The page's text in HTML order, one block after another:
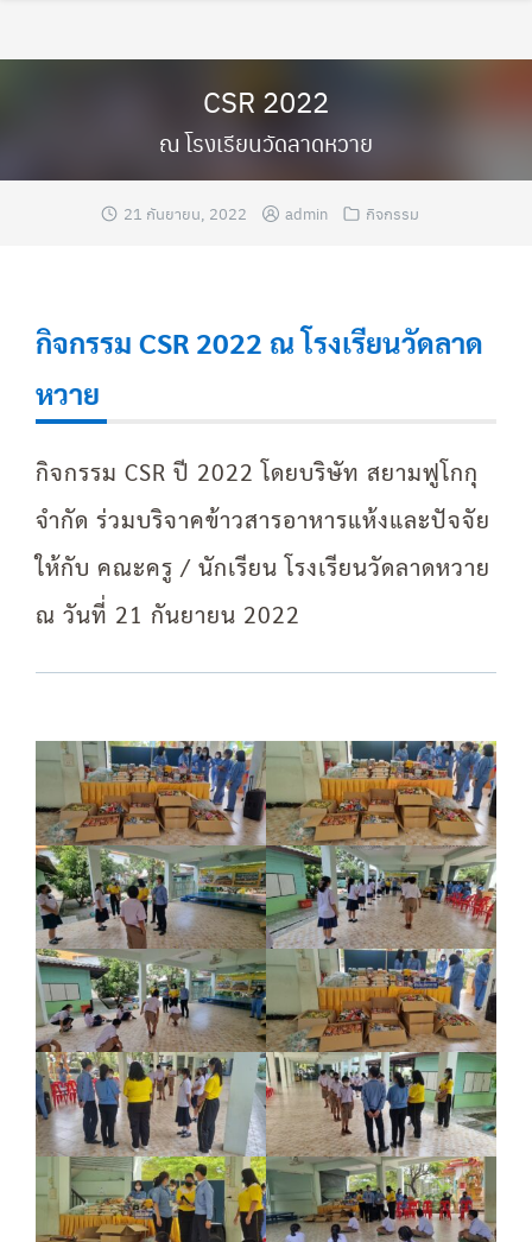
CSR 2022
ณ โรงเรียนวัดลาดหวาย
21 กันยายน, 2022 admin กิจกรรม
กิจกรรม CSR 2022 ณ โรงเรียนวัดลาด
หวาย
กิจกรรม CSR ปี 2022 โดยบริษัท สยามฟูโกกุ
จำกัด ร่วมบริจาคข้าวสารอาหารแห้งและปัจจัย
ให้กับ คณะครู / นักเรียน โรงเรียนวัดลาดหวาย
ณ วันที่ 21 กันยายน 2022